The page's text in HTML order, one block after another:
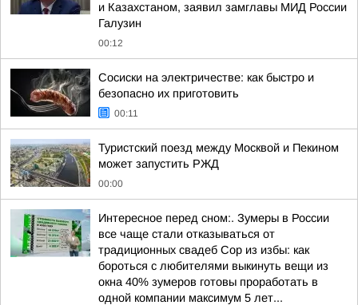
и Казахстаном, заявил замглавы МИД России
Галузин
00:12
Сосиски на электричестве: как быстро и
безопасно их приготовить
00:11
Туристский поезд между Москвой и Пекином
может запустить РЖД
00:00
Интересное перед сном:. Зумеры в России
все чаще стали отказываться от
традиционных свадеб Сор из избы: как
бороться с любителями выкинуть вещи из
окна 40% зумеров готовы проработать в
одной компании максимум 5 лет...